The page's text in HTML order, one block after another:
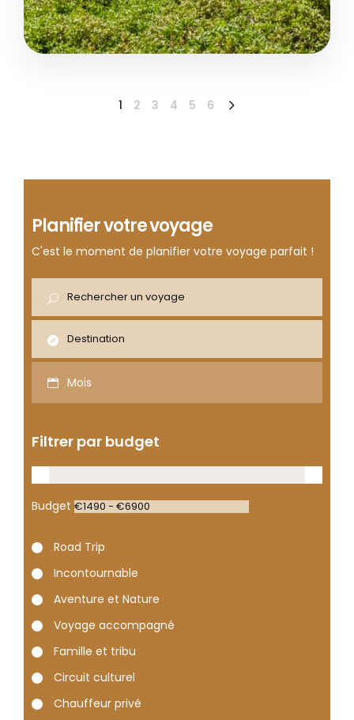
Circuit culturel
Douceur de vivre en
1 2 3 4 5 6
Planifier votre voyage
C'est le moment de planifier votre voyage parfait !
Mois
Filtrer par budget
Budget
Road Trip
Incontournable
Aventure et Nature
Voyage accompagné
Famille et tribu
Circuit culturel
Chauffeur privé